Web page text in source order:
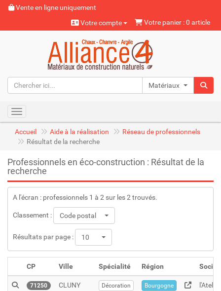
Vente en ligne uniquement
Votre compte
Votre panier : 0 article
Matériaux naturels
Toggle navigation
Accueil Aide à la réalisation
Réseau de professionnels
Résultat de la recherche
Professionnels en éco-construction : Résultat de la
recherche
A l'écran : professionnels 1 à 2 sur les 2 trouvés.
Classement : Code postal
Résultats par page : 10
CP Ville Spécialité Région
71250 CLUNY Décoration Bourgogne